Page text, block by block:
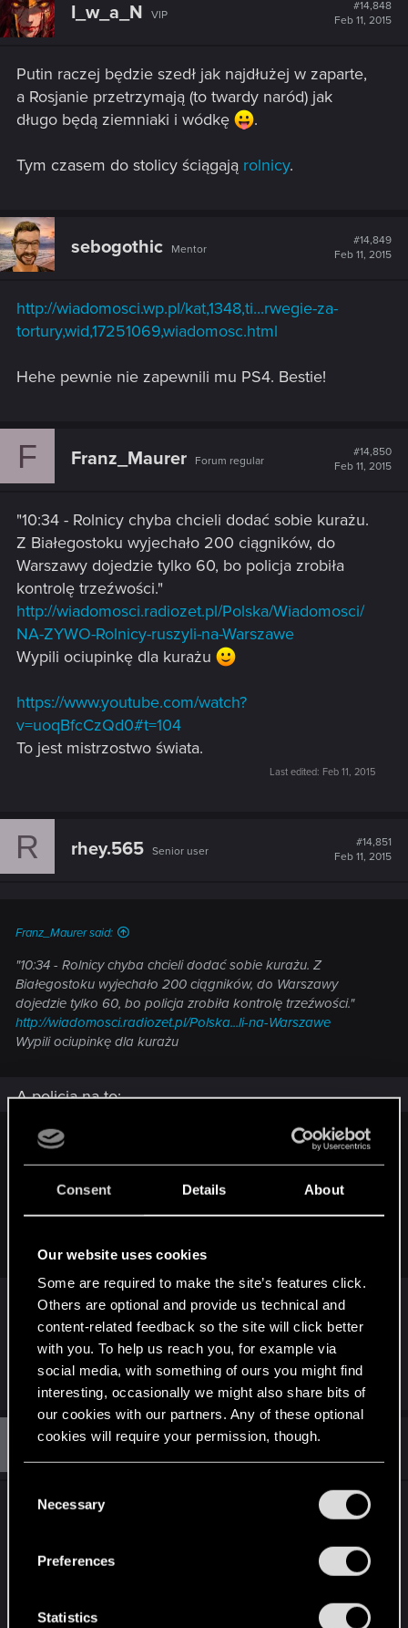
Consent Details About
Our website uses cookies
Some are required to make the site’s features click.
Others are optional and provide us technical and
content-related feedback so the site will click better
with you. To help us reach you, for example via
social media, with something of ours you might find
interesting, occasionally we might also share bits of
our cookies with our partners. Any of these optional
cookies will require your permission, though.
and tweak your preferences regarding them in the
Necessary
Preferences
Statistics
I_w_a_N VIP
#14,848
Feb 11, 2015
Putin raczej będzie szedł jak najdłużej w zaparte,
a Rosjanie przetrzymają (to twardy naród) jak
długo będą ziemniaki i wódkę
.
Tym czasem do stolicy ściągają rolnicy.
sebogothic Mentor
#14,849
Feb 11, 2015
http://wiadomosci.wp.pl/kat,1348,ti...rwegie-za-
tortury,wid,17251069,wiadomosc.html
Hehe pewnie nie zapewnili mu PS4. Bestie!
F Franz_Maurer Forum regular
#14,850
Feb 11, 2015
"10:34 - Rolnicy chyba chcieli dodać sobie kurażu.
Z Białegostoku wyjechało 200 ciągników, do
Warszawy dojedzie tylko 60, bo policja zrobiła
kontrolę trzeźwości."
http://wiadomosci.radiozet.pl/Polska/Wiadomosci/
NA-ZYWO-Rolnicy-ruszyli-na-Warszawe
Wypili ociupinkę dla kurażu
https://www.youtube.com/watch?
v=uoqBfcCzQd0#t=104
To jest mistrzostwo świata.
Last edited: Feb 11, 2015
R rhey.565 Senior user
#14,851
Feb 11, 2015
Franz_Maurer said:
"10:34 - Rolnicy chyba chcieli dodać sobie kurażu. Z
Białegostoku wyjechało 200 ciągników, do Warszawy
dojedzie tylko 60, bo policja zrobiła kontrolę trzeźwości."
http://wiadomosci.radiozet.pl/Polska...li-na-Warszawe
Wypili ociupinkę dla kurażu
A policja na to:
"Z 200 ciągników ciągnących z Białegostoku na Warszawę
zostało tylko 60. Powód? Policja zbadała alkomatem. Jaja"
- napisał na Twitterze reporter Radia Zet. Policja nie
Równie dobrze można przypuszczać, że rolników
zniechęciła świadomość tego jak długo jak
dokładnie policja może kontrolować "wrogów
władzy obywatelskiej".
A Aurellius.572
Nieprawda, nie pili, inne źródła podają, że nikogo
sprostowania
http://wiadomosci.gazeta.pl/wiadomo..._ciagnikow